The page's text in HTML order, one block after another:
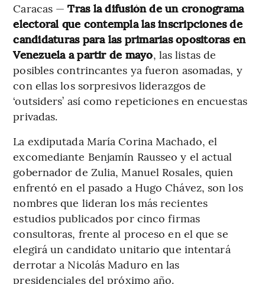
Caracas —Tras la difusión de un cronograma
electoral que contempla las inscripciones de
candidaturas para las primarias opositoras en
Venezuela a partir de mayo, las listas de
posibles contrincantes ya fueron asomadas, y
con ellas los sorpresivos liderazgos de
‘outsiders’ así como repeticiones en encuestas
privadas.
La exdiputada María Corina Machado, el
excomediante Benjamín Rausseo y el actual
gobernador de Zulia, Manuel Rosales, quien
enfrentó en el pasado a Hugo Chávez, son los
nombres que lideran los más recientes
estudios publicados por cinco firmas
consultoras, frente al proceso en el que se
elegirá un candidato unitario que intentará
derrotar a Nicolás Maduro en las
presidenciales del próximo año.